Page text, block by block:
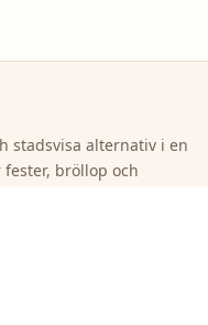
stadsvisa alternativ i en
bröllop och